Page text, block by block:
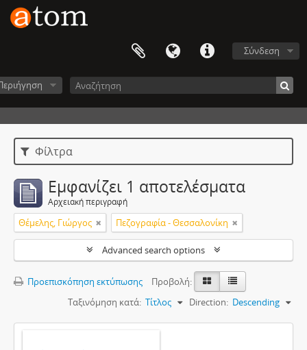
Σύνδεση
Φίλτρα
Εμφανίζει 1 αποτελέσματα
Αρχειακή περιγραφή
Θέμελης, Γιώργος Πεζογραφία - Θεσσαλονίκη
Advanced search options
Προεπισκόπηση εκτύπωσης
Προβολή:
Ταξινόμηση κατά: Τίτλος Direction: Descending